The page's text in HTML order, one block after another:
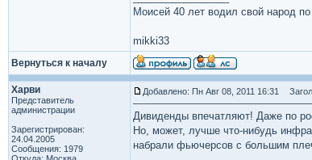
Моисей 40 лет водил свой народ
mikki33
Вернуться к началу
Харви
Представитель
администрации
Зарегистрирован:
24.04.2005
Сообщения: 1979
Добавлено: Пн Авг 08, 2011 16:31
Дивиденды впечатляют! Даже по
Но, может, лучше что-нибудь
набрали фьючерсов с большим